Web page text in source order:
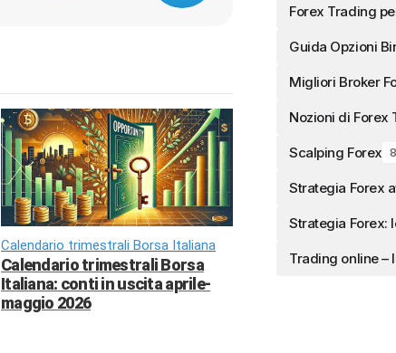
Calendario trimestrali Borsa Italiana
Calendario trimestrali Borsa
Italiana: conti in uscita aprile-
maggio 2026
Forex Trading
Guida Opzioni
Migliori Broker
Nozioni di Forex
Scalping Forex 8
Strategia Forex
Strategia Forex:
Trading online –